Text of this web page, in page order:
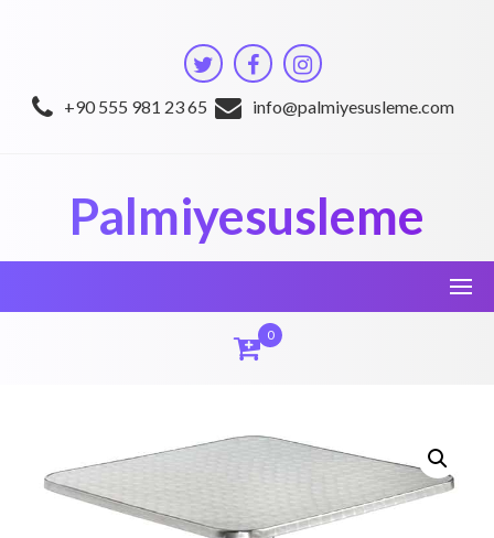
+90 555 981 23 65 info@palmiyesusleme.com
Palmiyesusleme
0